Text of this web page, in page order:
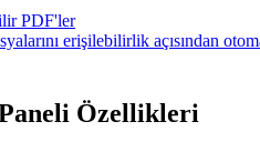
PDF'ler
erişilebilirlik açısından
Özellikleri